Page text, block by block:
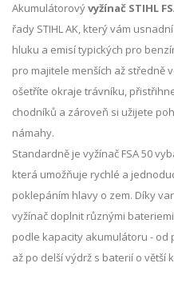
Akumulátorovývyžínač STIHL
řady STIHL AK, který vám
hluku a emisí typických pro
pro majitele menších až středně
ošetříte okraje trávníku,
chodníků a zároveň si užijete
námahy.
Standardně je vyžínač FSA 50
která umožňuje rychlé a
poklepáním hlavy o zem. Díky
vyžínač doplnit různými
podle kapacity akumulátoru - od
až po delší výdrž s baterií o větší